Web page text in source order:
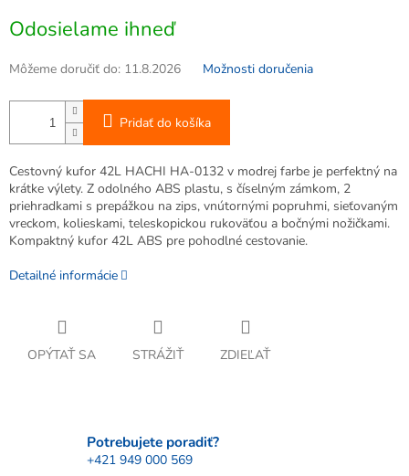
cena:
Odosielame ihneď
Môžeme doručiť do: 11.8.2026 Možnosti doručenia
Pridať do košíka
Cestovný kufor 42L HACHI HA-0132 v modrej farbe je perfektný na
krátke výlety. Z odolného ABS plastu, s číselným zámkom, 2
priehradkami s prepážkou na zips, vnútornými popruhmi, sieťovaným
vreckom, kolieskami, teleskopickou rukoväťou a bočnými nožičkami.
Kompaktný kufor 42L ABS pre pohodlné cestovanie.
Detailné informácie
OPÝTAŤ SA STRÁŽIŤ ZDIEĽAŤ
Potrebujete poradiť?
+421 949 000 569